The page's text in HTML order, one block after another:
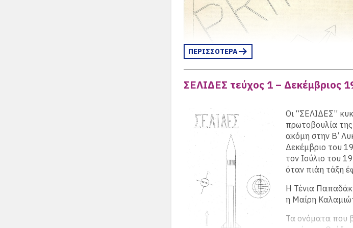
Δρομολόγιο της Η.Σ (
Ηνωμένοι Σκασιάρχαι
ΠΕΡΙΣΣΟΤΕΡΑ
ΣΕΛΙΔΕΣ τεύχος 1 – Δεκέμβριος
Οι “ΣΕΛΙΔΕΣ”
πρωτοβουλία
ακόμη στην Β’
Δεκέμβριο του
τον Ιούλιο του
όταν πιάη τάξη
Η Τένια
η Μαίρη
Τα ονόματα που